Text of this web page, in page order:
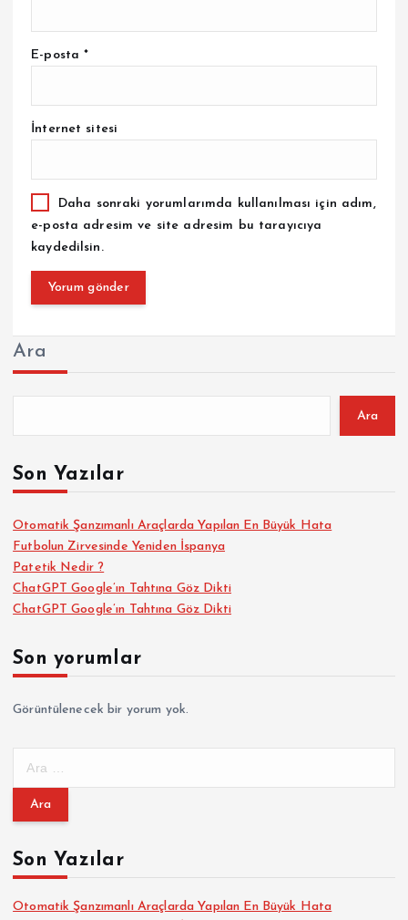
E-posta*
İnternet sitesi
Daha sonraki yorumlarımda kullanılması için adım,
e-posta adresim ve site adresim bu tarayıcıya
kaydedilsin.
Ara
Ara
Son Yazılar
Otomatik Şanzımanlı Araçlarda Yapılan En Büyük Hata
Futbolun Zirvesinde Yeniden İspanya
Patetik Nedir ?
ChatGPT Google’ın Tahtına Göz Dikti
ChatGPT Google’ın Tahtına Göz Dikti
Son yorumlar
Görüntülenecek bir yorum yok.
m
:Son Yazılar
Otomatik Şanzımanlı Araçlarda Yapılan En Büyük Hata